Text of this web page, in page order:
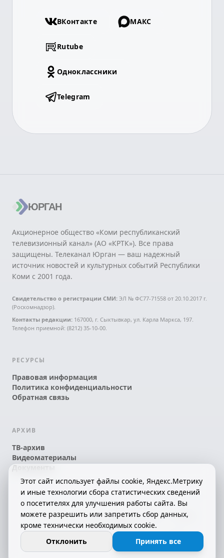
ВКонтакте МАКС
Rutube
Одноклассники
Telegram
ЮРГАН
Акционерное общество «Коми республиканский
телевизионный канал» (АО «КРТК»). Все права
защищены. Телеканал Юрган — ваш надежный
источник новостей и культурных событий Республики
Коми с 2001 года.
Свидетельство о регистрации СМИ: ЭЛ № ФС77-71558 от 20.10.2017 г.
(Роскомнадзор).
Контакты редакции: 167000, г. Сыктывкар, ул. Карла Маркса, 197.
Телефон приемной: (8212) 35-10-00.
РЕСУРСЫ
Правовая информация
Политика конфиденциальности
Обратная связь
АРХИВ
ТВ-архив
Видеоматериалы
Документы
© 2026 АО «КРТК» • КОМИ ЙÖЗЛЫ — КОМИ
ТЕЛЕКАНАЛ!
СДЕЛАНО С ЛЮБОВЬЮ К РЕСПУБЛИКЕ КОМИ
16+
Этот сайт использует файлы cookie, Яндекс.Метрику
и иные технологии сбора статистических сведений
о посетителях для улучшения работы сайта. Вы
можете разрешить или запретить сбор данных,
кроме технически необходимых cookie.
Отклонить
Принять все